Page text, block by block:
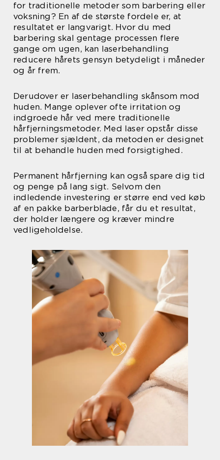
for traditionelle metoder som barbering eller
voksning? En af de største fordele er, at
resultatet er langvarigt. Hvor du med
barbering skal gentage processen flere
gange om ugen, kan laserbehandling
reducere hårets gensyn betydeligt i måneder
og år frem.
Derudover er laserbehandling skånsom mod
huden. Mange oplever ofte irritation og
indgroede hår ved mere traditionelle
hårfjerningsmetoder. Med laser opstår disse
problemer sjældent, da metoden er designet
til at behandle huden med forsigtighed.
Permanent hårfjerning kan også spare dig tid
og penge på lang sigt. Selvom den
indledende investering er større end ved køb
af en pakke barberblade, får du et resultat,
der holder længere og kræver mindre
vedligeholdelse.